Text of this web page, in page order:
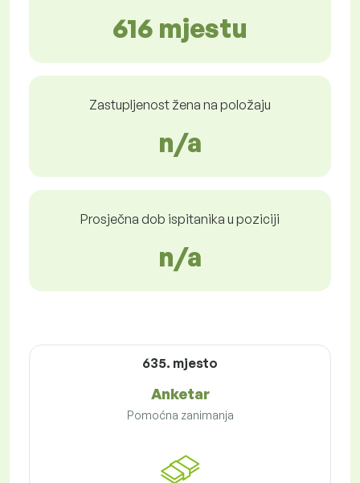
616 mjestu
Zastupljenost žena na položaju
n/a
Prosječna dob ispitanika u poziciji
n/a
635. mjesto
Anketar
Pomoćna zanimanja